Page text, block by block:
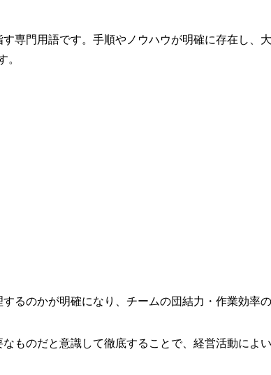
専門用語です。手順やノウハウが明確に存在し
。
るのかが明確になり、チームの団結力・作業効率
ものだと意識して徹底することで、経営活動によい